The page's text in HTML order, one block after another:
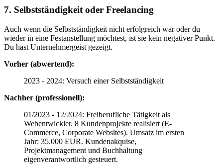
7. Selbstständigkeit oder Freelancing
Auch wenn die Selbstständigkeit nicht erfolgreich war oder du
wieder in eine Festanstellung möchtest, ist sie kein negativer Punkt.
Du hast Unternehmergeist gezeigt.
Vorher (abwertend):
2023 - 2024: Versuch einer Selbstständigkeit
Nachher (professionell):
01/2023 - 12/2024: Freiberufliche Tätigkeit als
Webentwickler. 8 Kundenprojekte realisiert (E-
Commerce, Corporate Websites). Umsatz im ersten
Jahr: 35.000 EUR. Kundenakquise,
Projektmanagement und Buchhaltung
eigenverantwortlich gesteuert.